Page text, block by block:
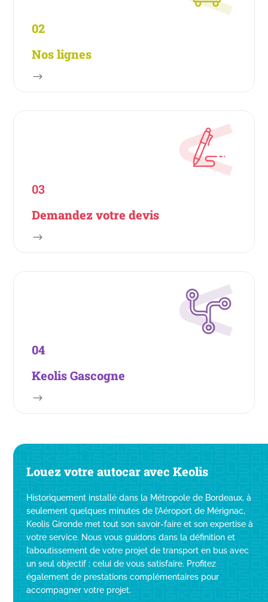
02
Nos lignes
$
03
Demandez votre devis
$
04
Keolis Gascogne
$
Louez votre autocar avec Keolis
Historiquement installé dans la Métropole de Bordeaux, à
seulement quelques minutes de l’Aéroport de Mérignac,
Keolis Gironde met tout son savoir-faire et son expertise à
votre service. Nous vous guidons dans la définition et
l’aboutissement de votre projet de transport en bus avec
un seul objectif : celui de vous satisfaire. Profitez
également de prestations complémentaires pour
accompagner votre projet.